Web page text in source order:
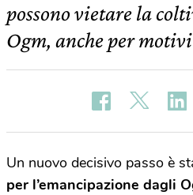
possono vietare la
Ogm, anche per
Un nuovo decisivo passo è
per l’emancipazione dagli